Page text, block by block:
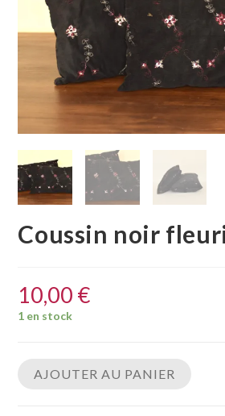
Coussin noir
10,00 €
1 en stock
AJOUTER AU PANIER